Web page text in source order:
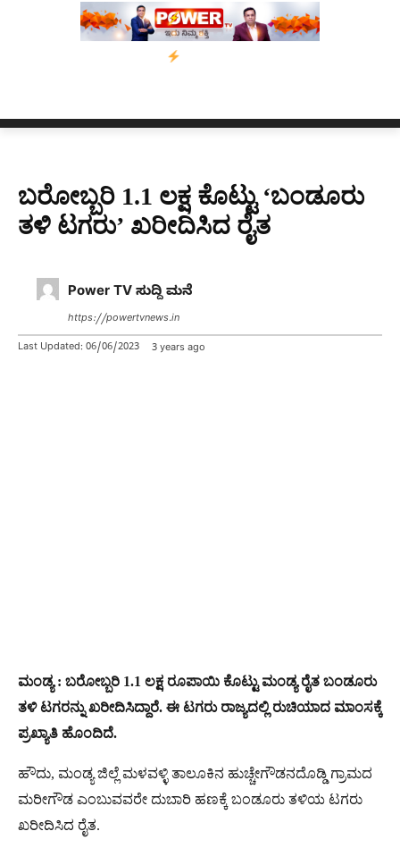
ನ್ಯೂಸ್ ಕಾರ್ಪ್‌ಗೆ ಎಐಯಿಂದ ಸಂಕಷ್ಟ: ಆಸ್ಟ್ರೇಲಿಯಾದಲ್ಲಿ
ಬರೋಬ್ಬರಿ 1.1 ಲಕ್ಷ ಕೊಟ್ಟು ‘ಬಂಡೂರು
ತಳಿ ಟಗರು’ ಖರೀದಿಸಿದ ರೈತ
Power TV ಸುದ್ದಿ ಮನೆ
https://powertvnews.in
Last Updated: 06/06/2023 3 years ago
ಮಂಡ್ಯ : ಬರೋಬ್ಬರಿ 1.1 ಲಕ್ಷ ರೂಪಾಯಿ ಕೊಟ್ಟು ಮಂಡ್ಯ ರೈತ ಬಂಡೂರು
ತಳಿ ಟಗರನ್ನು ಖರೀದಿಸಿದ್ದಾರೆ. ಈ ಟಗರು ರಾಜ್ಯದಲ್ಲಿ ರುಚಿಯಾದ ಮಾಂಸಕ್ಕೆ
ಪ್ರಖ್ಯಾತಿ ಹೊಂದಿದೆ.
ಹೌದು, ಮಂಡ್ಯ ಜಿಲ್ಲೆ ಮಳವಳ್ಳಿ ತಾಲೂಕಿನ ಹುಚ್ಚೇಗೌಡನದೊಡ್ಡಿ ಗ್ರಾಮದ
ಮರೀಗೌಡ ಎಂಬುವವರೇ ದುಬಾರಿ ಹಣಕ್ಕೆ ಬಂಡೂರು ತಳಿಯ ಟಗರು
ಖರೀದಿಸಿದ ರೈತ.